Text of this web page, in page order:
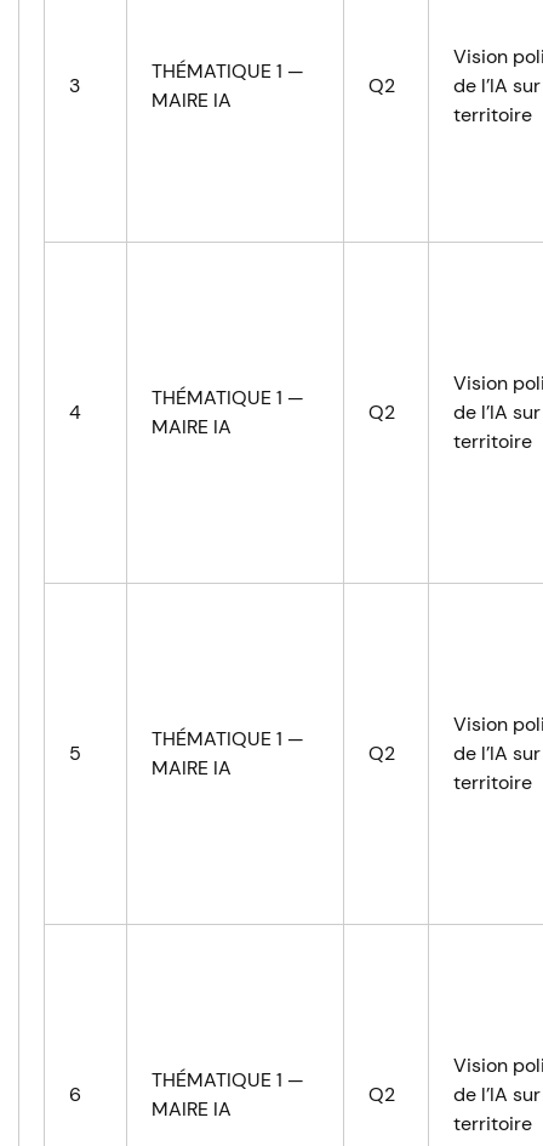
3
THÉMATIQUE 1 —
MAIRE IA
Q2
Vision
de l’IA
territoire
4
THÉMATIQUE 1 —
MAIRE IA
Q2
Vision
de l’IA
territoire
5
THÉMATIQUE 1 —
MAIRE IA
Q2
Vision
de l’IA
territoire
6
THÉMATIQUE 1 —
MAIRE IA
Q2
Vision
de l’IA
territoire